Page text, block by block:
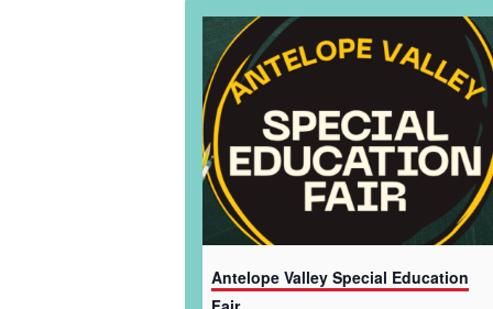
Antelope Valley Special Education